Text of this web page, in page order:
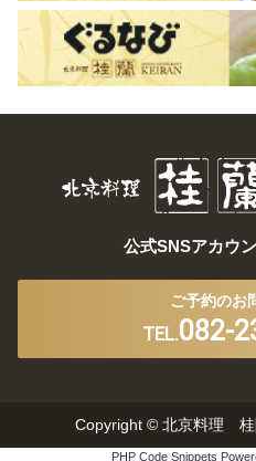
ご予約のお
TEL.082-
公式SNSアカウ
Copyright © 北京料理 桂
PHP Code Snippets